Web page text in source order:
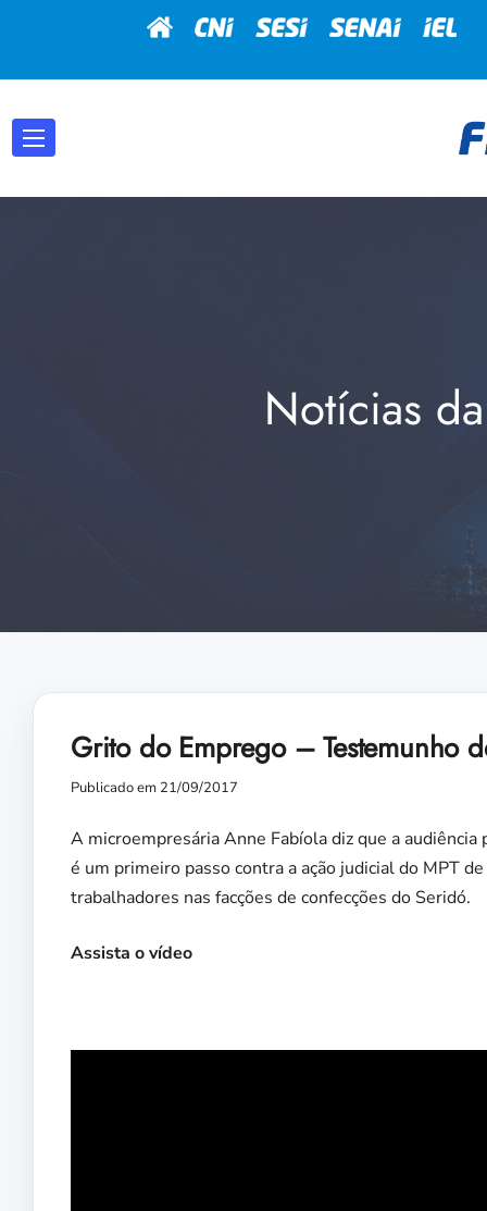
Notícias
Grito do Emprego – Testemunho
Publicado em 21/09/2017
A microempresária Anne Fabíola diz que a
é um primeiro passo contra a ação judicial do MPT
trabalhadores nas facções de confecções do Seridó.
Assista o vídeo